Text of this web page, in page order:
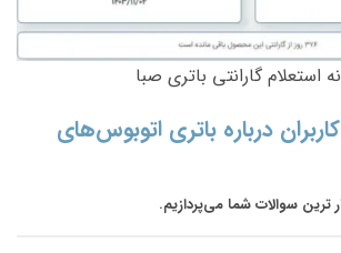
استعلام گارانتی باتری صبا
در‌باره باتری اتوبوس‌های
ترین سوالات شما می‌پردازیم.